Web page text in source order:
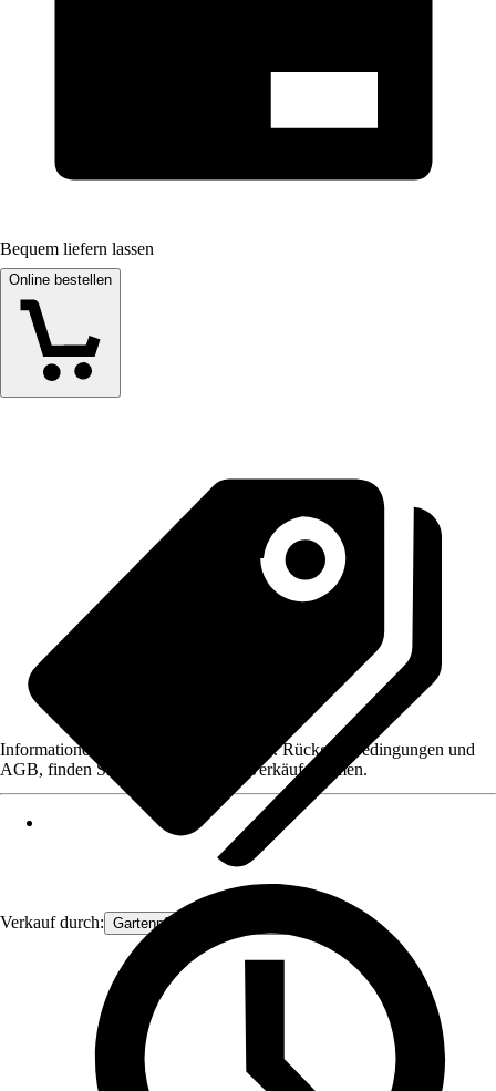
Bequem liefern lassen
Online bestellen
Verkauf durch: Gartenpflanzen Ammerland
Informationen des Verkäufers, wie z. B. Rückgabebedingungen und
AGB, finden Sie bei Klick auf den Verkäufernamen.